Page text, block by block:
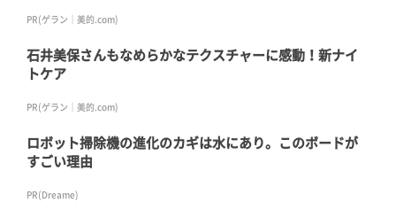
PR(ゲラン｜美的.com)
石井美保さんもなめらかなテクスチャーに感動！新ナイ
トケア
PR(ゲラン｜美的.com)
ロボット掃除機の進化のカギは水にあり。このボードが
すごい理由
PR(Dreame)